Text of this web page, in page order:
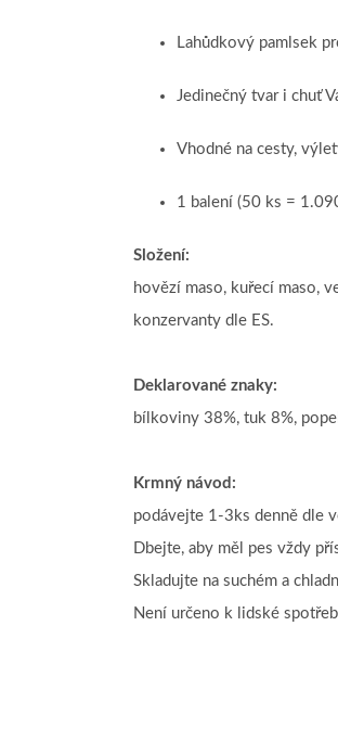
Lahůdkový pamlsek
Jedinečný tvar i chuť
Vhodné na cesty,
1 balení (50 ks =
Složení:
hovězí maso, kuřecí maso,
konzervanty dle ES.
Deklarované znaky:
bílkoviny 38%, tuk 8%,
Krmný návod:
podávejte 1-3ks denně dle
Dbejte, aby měl pes vždy
Skladujte na suchém a
Není určeno k lidské